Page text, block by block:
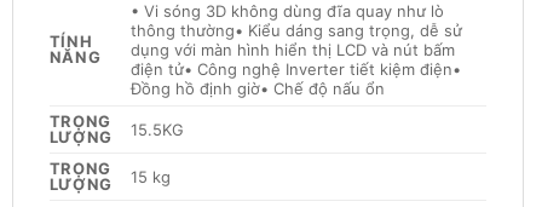
TÍNH
NĂNG
• Vi sóng 3D không dùng đĩa quay như lò
thông thường• Kiểu dáng sang trọng, dễ sử
dụng với màn hình hiển thị LCD và nút bấm
điện tử• Công nghệ Inverter tiết kiệm điện•
Đồng hồ định giờ• Chế độ nấu ổn
TRỌNG
LƯỢNG
15.5KG
TRỌNG
LƯỢNG
15 kg